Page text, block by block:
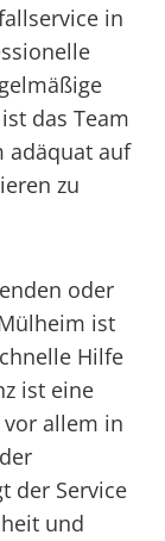
in
das Team
adäquat auf
zu
oder
ist
Hilfe
ist eine
allem in
der Service
und